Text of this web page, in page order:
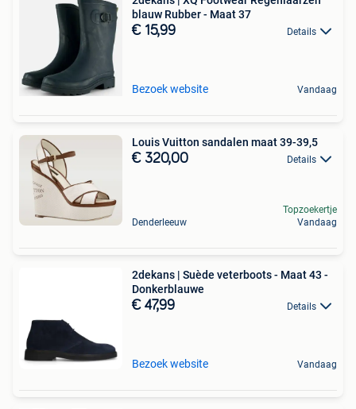
blauw Rubber - Maat 37
€ 15,99 Details
Bezoek website Vandaag
Louis Vuitton sandalen maat 39-39,5
€ 320,00 Details
Denderleeuw
Topzoekertje
Vandaag
2dekans | Suède veterboots - Maat 43 -
Donkerblauwe
€ 47,99 Details
Bezoek website Vandaag